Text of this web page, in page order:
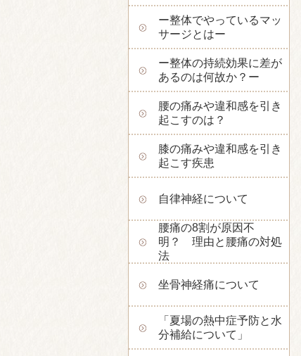
ー整体でやっているマッ
サージとはー
ー整体の持続効果に差が
あるのは何故か？ー
腰の痛みや違和感を引き
起こすのは？
膝の痛みや違和感を引き
起こす疾患
自律神経について
腰痛の8割が原因不
明？ 理由と腰痛の対処
法
坐骨神経痛について
「夏場の熱中症予防と水
分補給について」